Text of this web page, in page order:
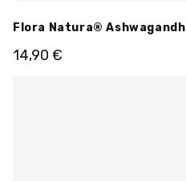
Flora Natura®
14,90 €